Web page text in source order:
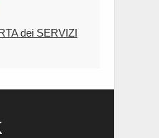
dei SERVIZI